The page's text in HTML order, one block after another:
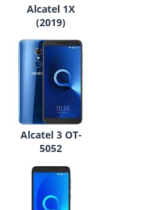
Alcatel 1X
(2019)
Alcatel 3 OT-
5052